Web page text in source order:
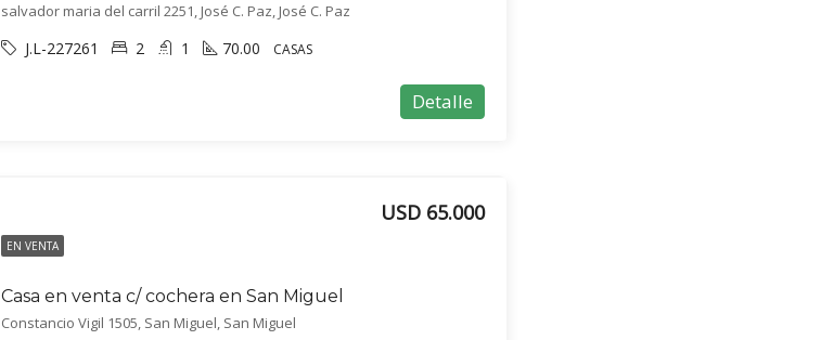
salvador maria del carril 2251, José C. Paz, José C. Paz
J.L-227261 2 1 70.00 CASAS
Detalle
EN VENTA
Casa en venta c/ cochera en San Miguel
USD 65.000
Constancio Vigil 1505, San Miguel, San Miguel